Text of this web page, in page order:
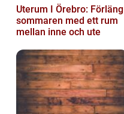
Uterum I Örebro: Förläng
sommaren med ett rum
mellan inne och ute